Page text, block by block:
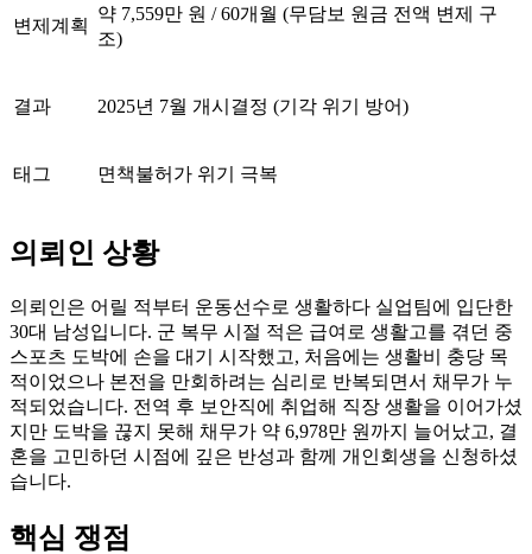
변제계획
약 7,559만 원 / 60개월 (무담보 원금 전액 변제 구
조)
결과 2025년 7월 개시결정 (기각 위기 방어)
태그 면책불허가 위기 극복
의뢰인 상황
의뢰인은 어릴 적부터 운동선수로 생활하다 실업팀에 입단한
30대 남성입니다. 군 복무 시절 적은 급여로 생활고를 겪던 중
스포츠 도박에 손을 대기 시작했고, 처음에는 생활비 충당 목
적이었으나 본전을 만회하려는 심리로 반복되면서 채무가 누
적되었습니다. 전역 후 보안직에 취업해 직장 생활을 이어가셨
지만 도박을 끊지 못해 채무가 약 6,978만 원까지 늘어났고, 결
혼을 고민하던 시점에 깊은 반성과 함께 개인회생을 신청하셨
습니다.
핵심 쟁점